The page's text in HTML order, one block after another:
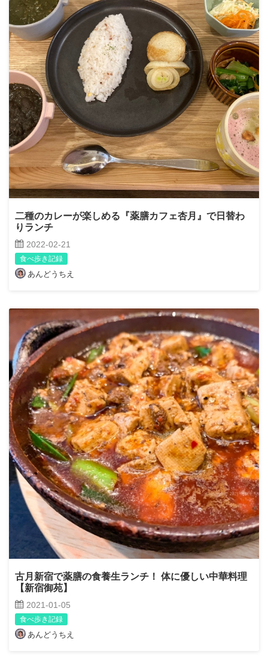
二種のカレーが楽しめる『薬膳カフェ杏月』で日替わ
りランチ
2022-02-21
食べ歩き記録
あんどうちえ
古月新宿で薬膳の食養生ランチ！ 体に優しい中華料理
【新宿御苑】
2021-01-05
食べ歩き記録
あんどうちえ